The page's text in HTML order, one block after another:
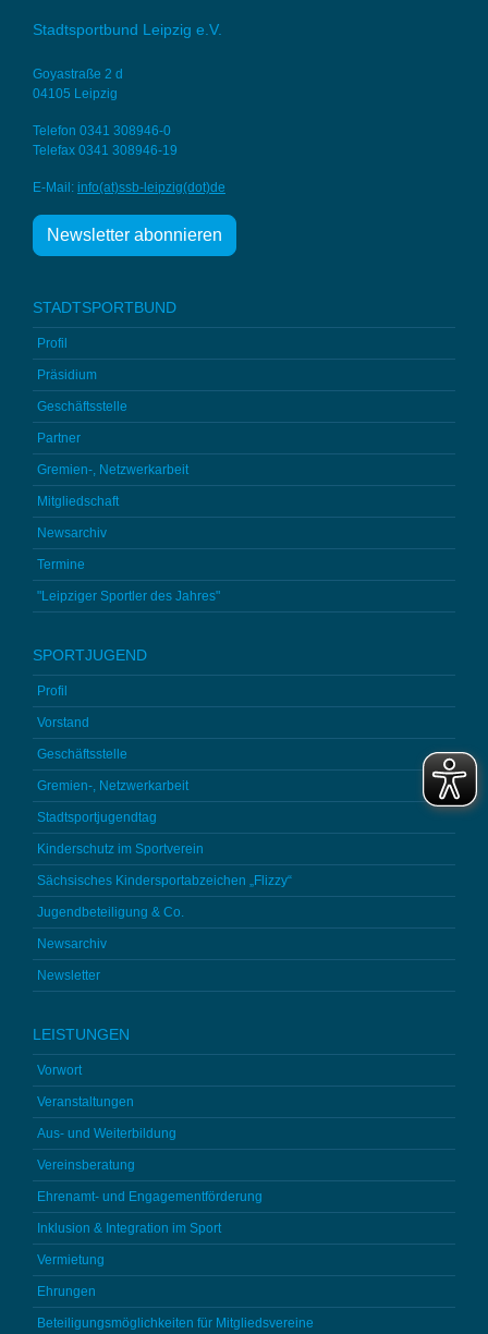
Stadtsportbund Leipzig e.V.
Goyastraße 2 d
04105 Leipzig
Telefon 0341 308946-0
Telefax 0341 308946-19
E-Mail: info(at)ssb- leipzig(dot)de
Newsletter abonnieren
STADTSPORTBUND
Profil
Präsidium
Geschäftsstelle
Partner
Gremien-, Netzwerkarbeit
Mitgliedschaft
Newsarchiv
Termine
"Leipziger Sportler des Jahres"
SPORTJUGEND
Profil
Vorstand
Geschäftsstelle
Gremien-, Netzwerkarbeit
Stadtsportjugendtag
Kinderschutz im Sportverein
Sächsisches Kindersportabzeichen „Flizzy“
Jugendbeteiligung & Co.
Newsarchiv
Newsletter
LEISTUNGEN
Vorwort
Veranstaltungen
Aus- und Weiterbildung
Vereinsberatung
Ehrenamt- und Engagementförderung
Inklusion & Integration im Sport
Vermietung
Ehrungen
Beteiligungsmöglichkeiten für Mitgliedsvereine